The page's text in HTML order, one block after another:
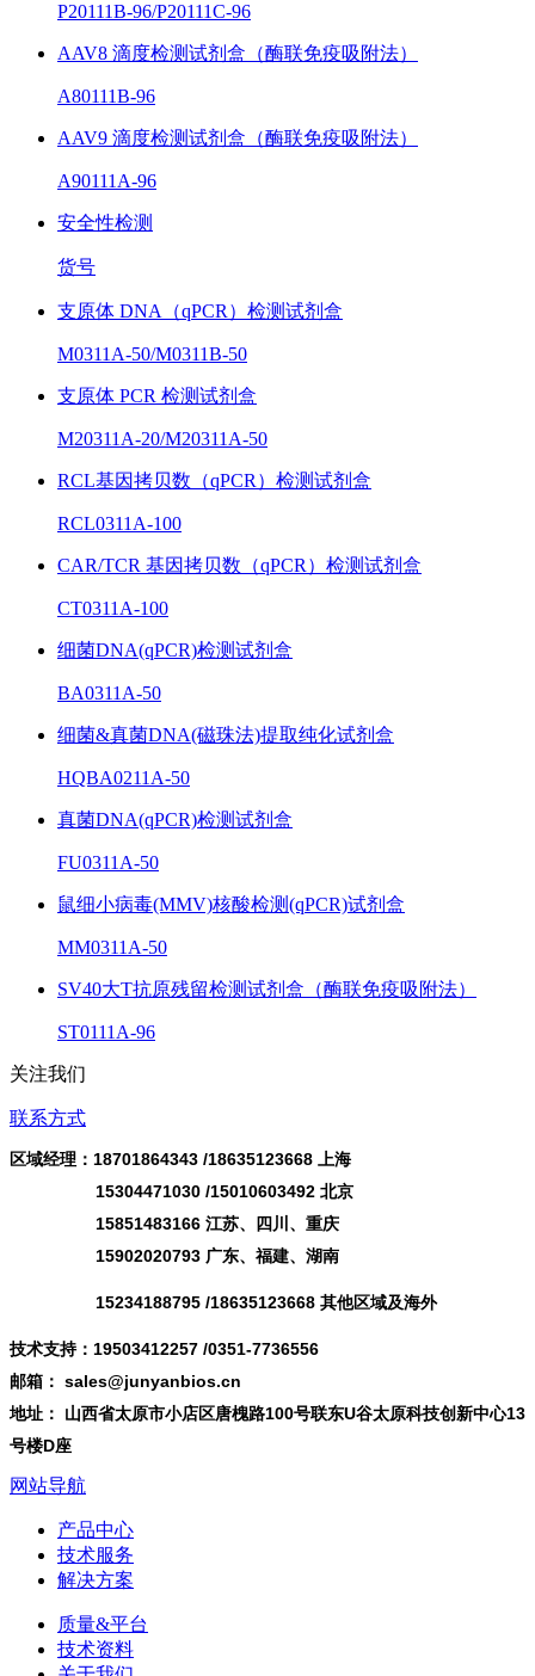
P20111B-96/P20111C-96
AAV8 滴度检测试剂盒（酶联免疫吸附法）
A80111B-96
AAV9 滴度检测试剂盒（酶联免疫吸附法）
A90111A-96
安全性检测
货号
支原体 DNA（qPCR）检测试剂盒
M0311A-50/M0311B-50
支原体 PCR 检测试剂盒
M20311A-20/M20311A-50
RCL基因拷贝数（qPCR）检测试剂盒
RCL0311A-100
CAR/TCR 基因拷贝数（qPCR）检测试剂盒
CT0311A-100
细菌DNA(qPCR)检测试剂盒
BA0311A-50
细菌&真菌DNA(磁珠法)提取纯化试剂盒
HQBA0211A-50
真菌DNA(qPCR)检测试剂盒
FU0311A-50
鼠细小病毒(MMV)核酸检测(qPCR)试剂盒
MM0311A-50
SV40大T抗原残留检测试剂盒（酶联免疫吸附法）
ST0111A-96
关注我们
联系方式
区域经理：18701864343 /18635123668 上海
15304471030 /15010603492 北京
15851483166 江苏、四川、重庆
15902020793 广东、福建、湖南
15234188795 /18635123668 其他区域及海外
技术支持：19503412257 /0351-7736556
邮箱： sales@junyanbios.cn
地址： 山西省太原市小店区唐槐路100号联东U谷太原科技创新中心13
号楼D座
网站导航
产品中心
技术服务
解决方案
质量&平台
技术资料